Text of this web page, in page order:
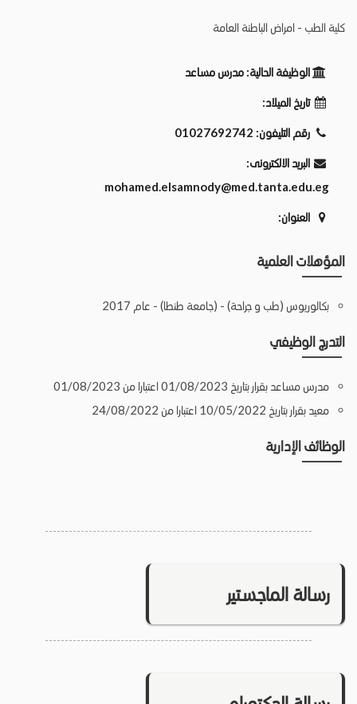
كلية الطب - امراض الباطنة العامة
الوظيفة الحالية: مدرس مساعد
تاريخ الميلاد:
رقم التليفون: 01027692742
البريد الالكترونى:
mohamed.elsamnody@med.tanta.edu.eg
العنوان:
المؤهلات العلمية
بكالوريوس (طب و جراحة) - (جامعة طنطا) - عام 2017
التدرج الوظيفي
مدرس مساعد بقرار بتاريخ 01/08/2023 اعتبارا من 01/08/2023
معيد بقرار بتاريخ 10/05/2022 اعتبارا من 24/08/2022
الوظائف الإدارية
رسالة الماجستير